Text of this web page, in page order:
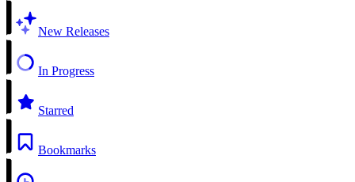
New Releases
In Progress
Starred
Bookmarks